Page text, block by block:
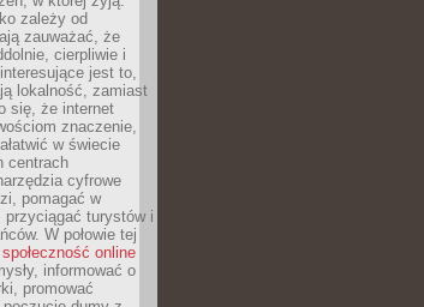
zależy od
zauważać, że
cierpliwie i
jest to,
lokalność, zamiast
się, że internet
znaczenie,
w świecie
centrach
cyfrowe
pomagać w
przyciągać turystów i
W połowie tej
społeczność online
informować o
promować